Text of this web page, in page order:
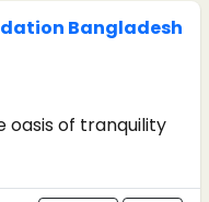
Bangladesh
oasis of tranquility